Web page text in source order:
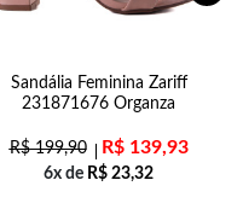
Sandália Feminina Zariff
231871676 Organza
R$199,90 R$139,93
6x de R$ 23,32